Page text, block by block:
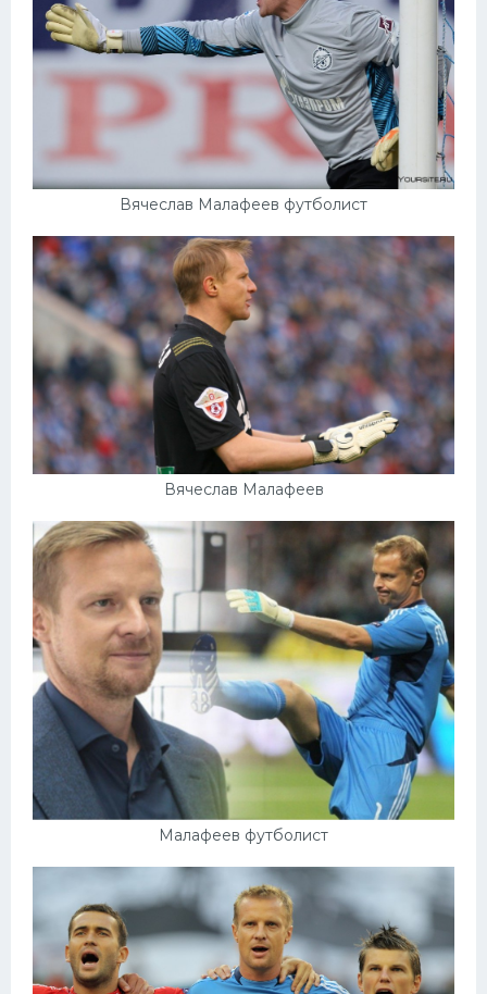
Вячеслав Малафеев футболист
Вячеслав Малафеев
Малафеев футболист